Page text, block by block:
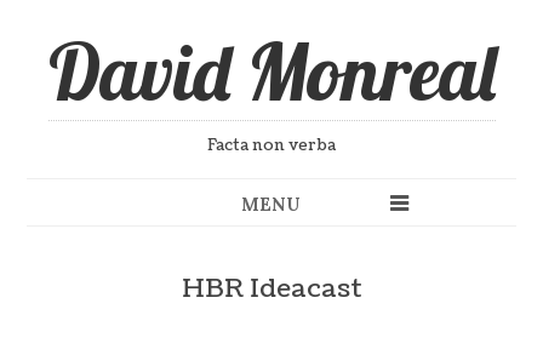
David Monreal
Facta non verba
MENU
HBR Ideacast